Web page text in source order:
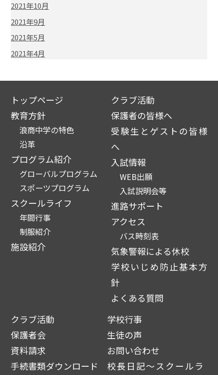
2021年10月
2021年9月
2021年5月
2021年4月
トップページ
教育方針
浪商中学の特色
沿革
プログラム紹介
グローバルプログラム
スポーツプログラム
スクールライフ
年間行事
制服紹介
施設紹介
クラブ活動
保護者の皆様へ
受験生とゲストの皆様
へ
入試情報
WEB出願
入試説明会等
進路サポート
アクセス
バス時刻表
気象警報による休校
学校いじめ防止基本方
針
よくある質問
クラブ活動
学校行事
保護者会
生徒の声
資料請求
お問い合わせ
手続書類ダウンロード
校長日記～スクールラ